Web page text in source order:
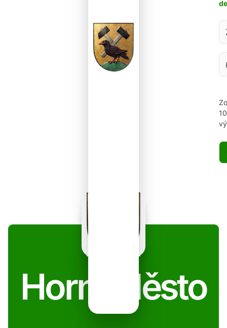
Horní Město